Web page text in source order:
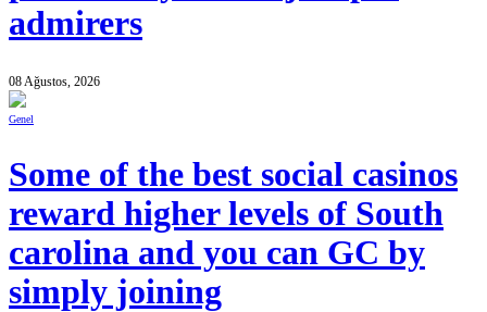
admirers
08 Ağustos, 2026
Genel
Some of the best social casinos
reward higher levels of South
carolina and you can GC by
simply joining